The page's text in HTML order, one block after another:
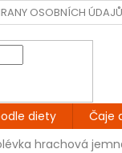
OSOBNÍCH ÚDAJŮ
diety Čaje
hrachová